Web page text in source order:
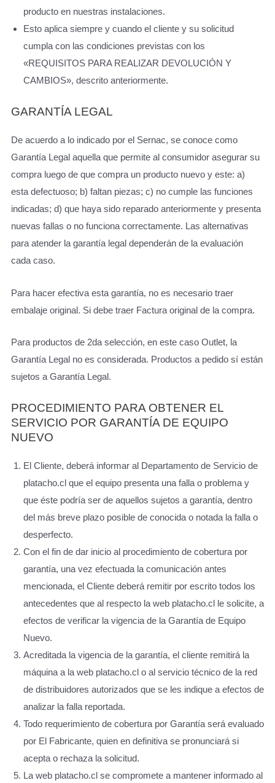
producto en nuestras instalaciones.
Esto aplica siempre y cuando el cliente y su solicitud
cumpla con las condiciones previstas con los
«REQUISITOS PARA REALIZAR DEVOLUCIÓN Y
CAMBIOS», descrito anteriormente.
GARANTÍA LEGAL
De acuerdo a lo indicado por el Sernac, se conoce como
Garantía Legal aquella que permite al consumidor asegurar su
compra luego de que compra un producto nuevo y este: a)
esta defectuoso; b) faltan piezas; c) no cumple las funciones
indicadas; d) que haya sido reparado anteriormente y presenta
nuevas fallas o no funciona correctamente. Las alternativas
para atender la garantía legal dependerán de la evaluación
cada caso.
Para hacer efectiva esta garantía, no es necesario traer
embalaje original. Si debe traer Factura original de la compra.
Para productos de 2da selección, en este caso Outlet, la
Garantía Legal no es considerada. Productos a pedido sí están
sujetos a Garantía Legal.
PROCEDIMIENTO PARA OBTENER EL
SERVICIO POR GARANTÍA DE EQUIPO
NUEVO
El Cliente, deberá informar al Departamento de Servicio de
platacho.cl que el equipo presenta una falla o problema y
que éste podría ser de aquellos sujetos a garantía, dentro
del más breve plazo posible de conocida o notada la falla o
desperfecto.
Con el fin de dar inicio al procedimiento de cobertura por
garantía, una vez efectuada la comunicación antes
mencionada, el Cliente deberá remitir por escrito todos los
antecedentes que al respecto la web platacho.cl le solicite, a
efectos de verificar la vigencia de la Garantía de Equipo
Nuevo.
Acreditada la vigencia de la garantía, el cliente remitirá la
máquina a la web platacho.cl o al servicio técnico de la red
de distribuidores autorizados que se les indique a efectos de
analizar la falla reportada.
Todo requerimiento de cobertura por Garantía será evaluado
por El Fabricante, quien en definitiva se pronunciará si
acepta o rechaza la solicitud.
La web platacho.cl se compromete a mantener informado al